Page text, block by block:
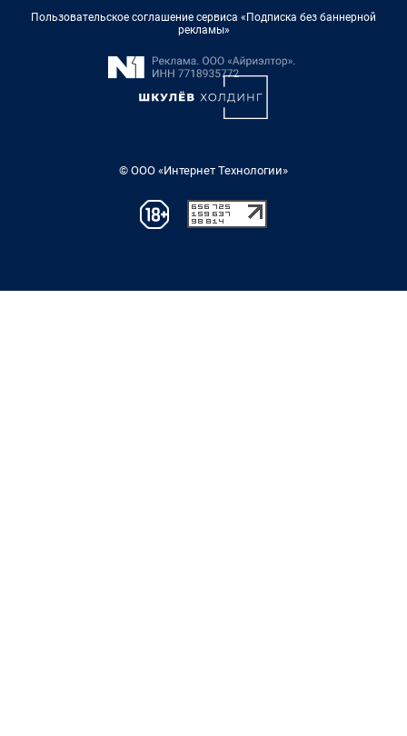
Пользовательское соглашение сервиса «Подписка без баннерной
рекламы»
© ООО «Интернет Технологии»